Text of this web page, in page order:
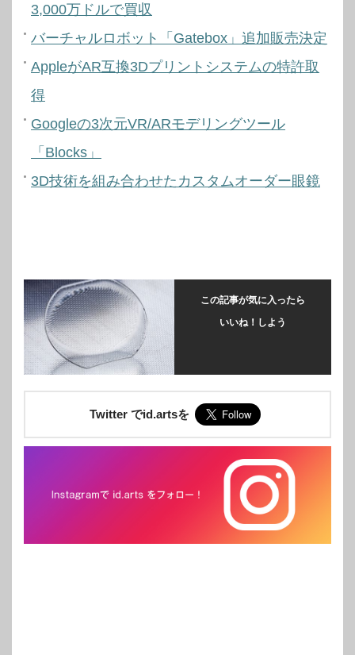
3,000万ドルで買収
バーチャルロボット「Gatebox」追加販売決定
AppleがAR互換3Dプリントシステムの特許取
得
Googleの3次元VR/ARモデリングツール
「Blocks」
3D技術を組み合わせたカスタムオーダー眼鏡
この記事が気に入ったら
いいね！しよう
Twitter でid.artsを